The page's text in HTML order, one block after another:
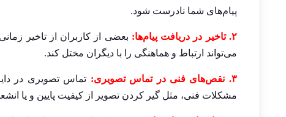
پیام‌های شما نادرست شود.
۲. تاخیر در دریافت پیام‌ها:
بعضی از کاربران از تاخیر
می‌تواند ارتباط و هماهنگی را با دیگران مختل کند.
۳. نقص‌های فنی در تماس تصویری:
تماس تصویری در
مشکلات فنی، مثل گیر کردن تصویر از کیفیت پایین و یا